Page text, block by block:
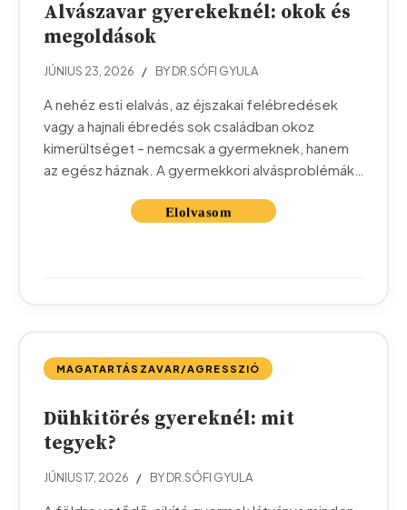
Alvászavar gyerekeknél: okok és
megoldások
JÚNIUS 23, 2026 BY DR.SÓFI GYULA
A nehéz esti elalvás, az éjszakai felébredések
vagy a hajnali ébredés sok családban okoz
kimerültséget – nemcsak a gyermeknek, hanem
az egész háznak. A gyermekkori alvásproblémák
mélyebb okok húzódnak a hátterében. Ebben a
MAGATARTÁSZAVAR/AGRESSZIÓ
Dühkitörés gyereknél: mit
tegyek?
JÚNIUS 17, 2026 BY DR.SÓFI GYULA